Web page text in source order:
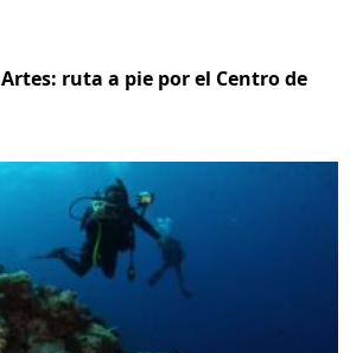
ruta a pie por el Centro de